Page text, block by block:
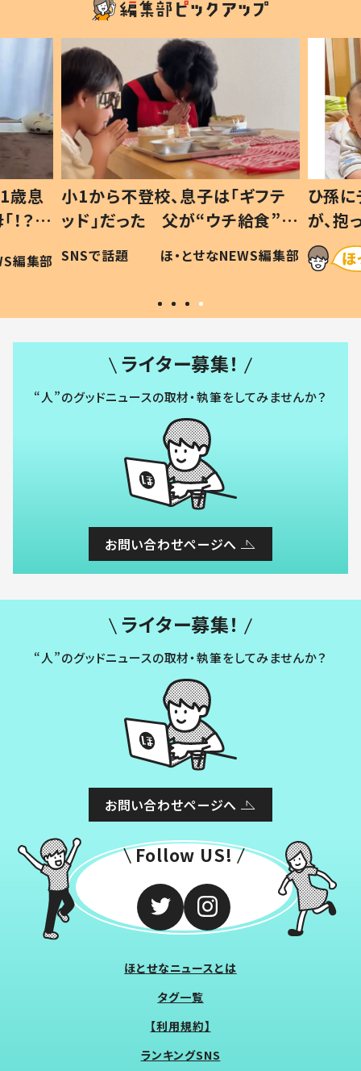
歳息
？」
編集部
小1から不登校、息子は「ギフテ
ッド」だった 父が“ウチ給食”を
作り続ける理由とは #令和の親
#令和の子
SNSで話題 ほ・とせなNEWS編集部
ひ孫
が、
「涙が
い」
ライター募集！
“人”のグッドニュースの取材・執筆をしてみませんか？
お問い合わせページへ
ライター募集！
“人”のグッドニュースの取材・執筆をしてみませんか？
お問い合わせページへ
Follow US!
ほとせなニュースとは
タグ一覧
【利用規約】
ランキングSNS